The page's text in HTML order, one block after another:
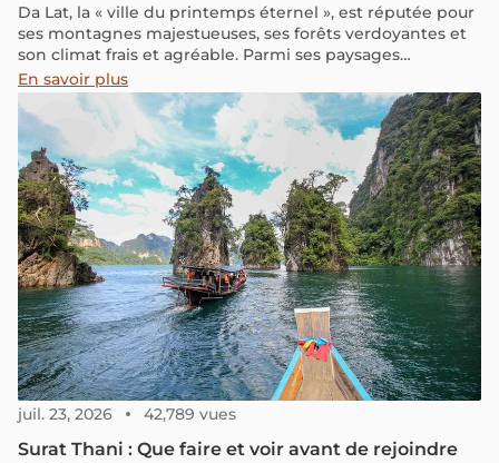
Da Lat, la « ville du printemps éternel », est réputée pour
ses montagnes majestueuses, ses forêts verdoyantes et
son climat frais et agréable. Parmi ses paysages
enchanteurs se trouve Suoi Tia (le ruisseau Tia), un lieu
d’une beauté pure, presque mystique – surtout à l’arrivée
de l’automne.
En savoir plus
juil. 23, 2026 42,789 vues
Surat Thani : Que faire et voir avant de rejoindre